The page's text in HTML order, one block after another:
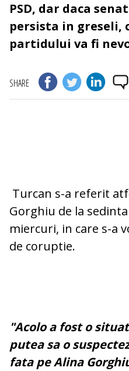
PSD, dar daca
persista in greseli,
partidului va fi
SHARE
Turcan s-a referit
Gorghiu de la
miercuri, in care s-a
de coruptie.
"Acolo a fost o
putea sa o
fata pe Alina